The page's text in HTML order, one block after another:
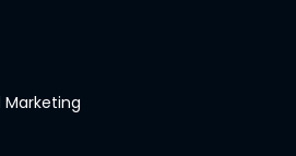
Marketing